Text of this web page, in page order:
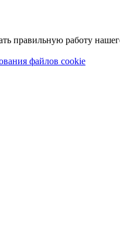
правильную работу
файлов cookie